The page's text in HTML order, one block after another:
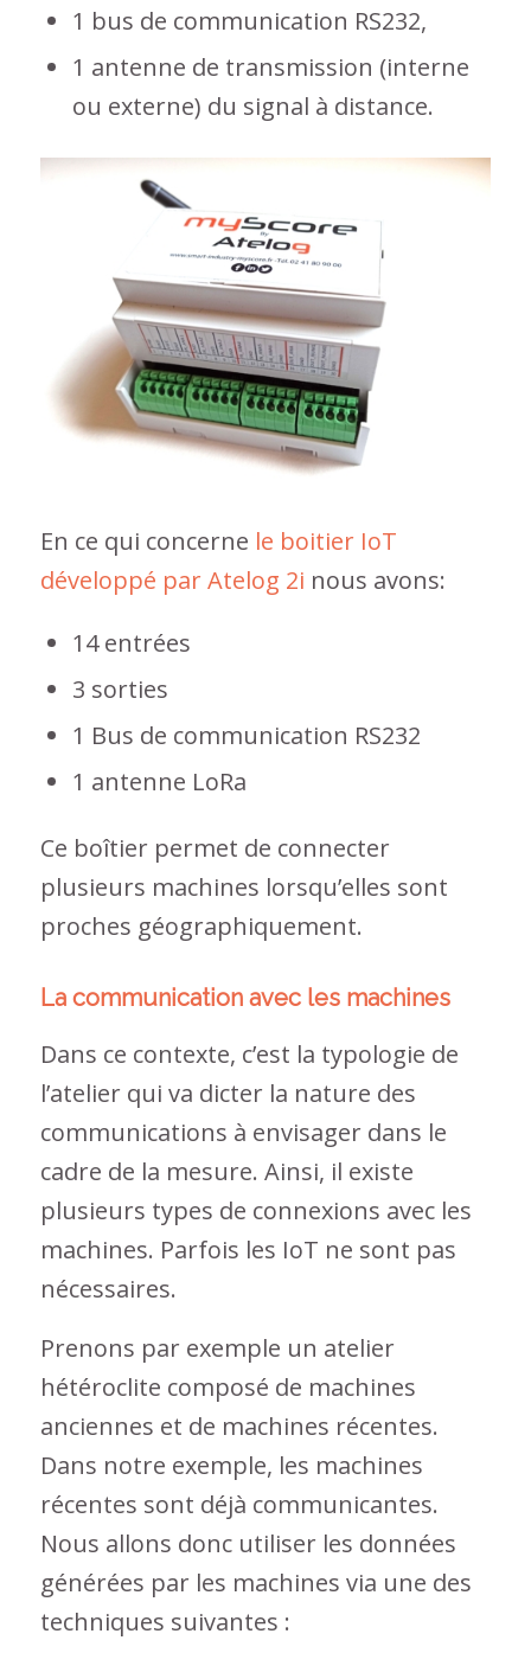
1 bus de communication RS232,
1 antenne de transmission (interne
ou externe) du signal à distance.
En ce qui concerne le boitier IoT
développé par Atelog 2i nous avons:
14 entrées
3 sorties
1 Bus de communication RS232
1 antenne LoRa
Ce boîtier permet de connecter
plusieurs machines lorsqu’elles sont
proches géographiquement.
La communication avec les machines
Dans ce contexte, c’est la typologie de
l’atelier qui va dicter la nature des
communications à envisager dans le
cadre de la mesure. Ainsi, il existe
plusieurs types de connexions avec les
machines. Parfois les IoT ne sont pas
nécessaires.
Prenons par exemple un atelier
hétéroclite composé de machines
anciennes et de machines récentes.
Dans notre exemple, les machines
récentes sont déjà communicantes.
Nous allons donc utiliser les données
générées par les machines via une des
techniques suivantes :